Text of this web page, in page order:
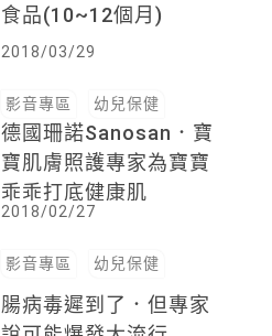
食品(10~12個月)
2018/03/29
影音專區 幼兒保健
德國珊諾Sanosan．寶
寶肌膚照護專家為寶寶
乖乖打底健康肌
2018/02/27
影音專區 幼兒保健
腸病毒遲到了．但專家